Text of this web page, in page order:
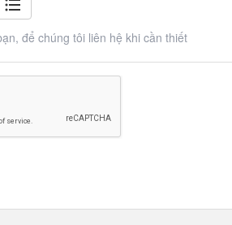
để chúng tôi liên hệ khi cần thiết